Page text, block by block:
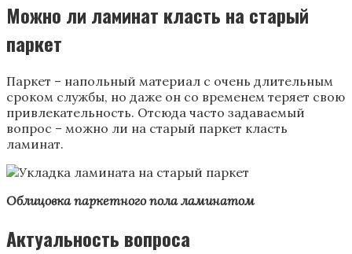
Можно ли ламинат класть на старый
паркет
Паркет – напольный материал с очень длительным
сроком службы, но даже он со временем теряет свою
привлекательность. Отсюда часто задаваемый
вопрос – можно ли на старый паркет класть
ламинат.
Облицовка паркетного пола ламинатом
Актуальность вопроса